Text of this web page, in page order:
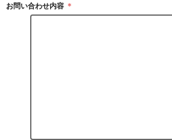
お問い合わせ内容 ＊